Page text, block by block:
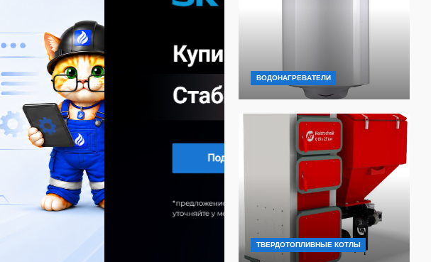
ВОДОНАГРЕВАТЕЛИ
ТВЕРДОТОПЛИВНЫЕ КОТЛЫ